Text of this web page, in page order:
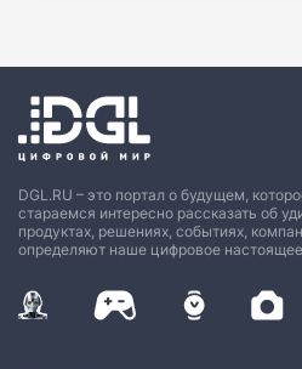
DGL.RU – это портал о будущем,
стараемся интересно рассказать об
продуктах, решениях, событиях,
определяют наше цифровое